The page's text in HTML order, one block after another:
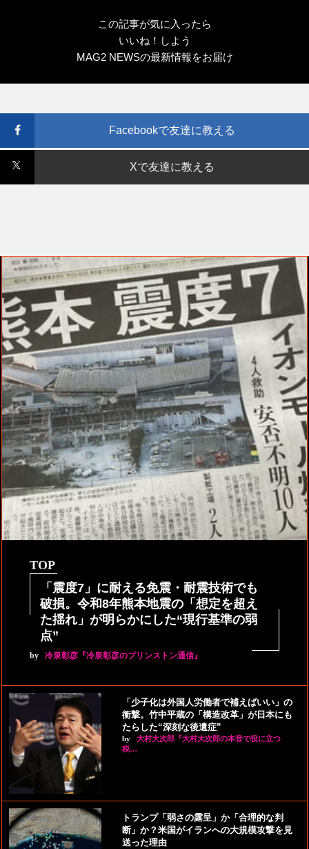
この記事が気に入ったら
いいね！しよう
MAG2 NEWSの最新情報をお届け
Facebookで友達に教える
Xで友達に教える
TOP
「震度7」に耐える免震・耐震技術でも
破損。令和8年熊本地震の「想定を超え
た揺れ」が明らかにした“現行基準の弱
点”
by 冷泉彰彦『冷泉彰彦のプリンストン通信』
「少子化は外国人労働者で補えばいい」の
衝撃。竹中平蔵の「構造改革」が日本にも
たらした“深刻な後遺症”
by
大村大次郎『大村大次郎の本音で役に立つ
税…
トランプ「弱さの露呈」か「合理的な判
断」か？米国がイランへの大規模攻撃を見
送った理由